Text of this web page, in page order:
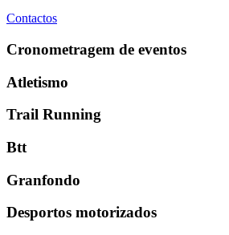
Contactos
Cronometragem de eventos
Atletismo
Trail Running
Btt
Granfondo
Desportos motorizados